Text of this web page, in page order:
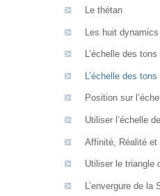
Le thétan
Les huit dynamics
L’échelle des
L’échelle des tons
Position sur
Utiliser l’échelle
Affinité, Réalité et
Utiliser le triangle
L’envergure de la